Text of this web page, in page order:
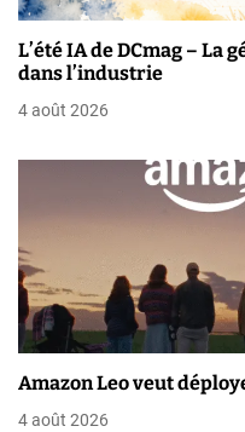
t
i
c
l
L’été IA de DCmag – La
dans l’industrie
4 août 2026
Amazon Leo veut
4 août 2026